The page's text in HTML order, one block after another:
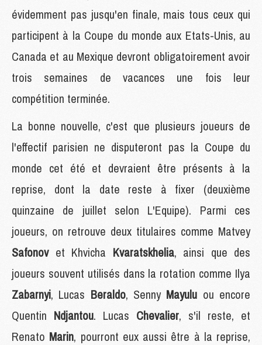
évidemment pas jusqu'en finale, mais tous ceux qui
participent à la Coupe du monde aux Etats-Unis, au
Canada et au Mexique devront obligatoirement avoir
trois semaines de vacances une fois leur
compétition terminée.
La bonne nouvelle, c'est que plusieurs joueurs de
l'effectif parisien ne disputeront pas la Coupe du
monde cet été et devraient être présents à la
reprise, dont la date reste à fixer (deuxième
quinzaine de juillet selon L'Equipe). Parmi ces
joueurs, on retrouve deux titulaires comme Matvey
Safonov et Khvicha Kvaratskhelia, ainsi que des
joueurs souvent utilisés dans la rotation comme Ilya
Zabarnyi, Lucas Beraldo, Senny Mayulu ou encore
Quentin Ndjantou. Lucas Chevalier, s'il reste, et
Renato Marin, pourront eux aussi être à la reprise,